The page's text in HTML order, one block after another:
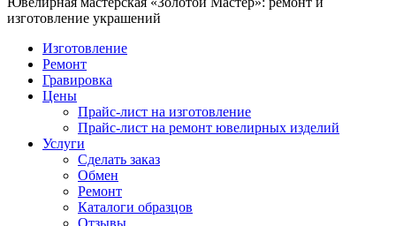
изготовление украшений
Изготовление
Ремонт
Гравировка
Цены
Прайс-лист на изготовление
Прайс-лист на ремонт ювелирных изделий
Услуги
Сделать заказ
Обмен
Ремонт
Каталоги образцов